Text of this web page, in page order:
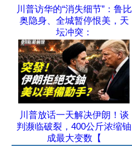
川普访华的“消失细节”：鲁比
奥隐身、全城暂停恨美，天
坛冲突：
川普放话一天解决伊朗！谈
判濒临破裂，400公斤浓缩铀
成最大变数【